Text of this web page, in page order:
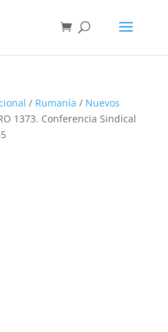
/ Rumanía / Nuevos
1373. Conferencia Sindical